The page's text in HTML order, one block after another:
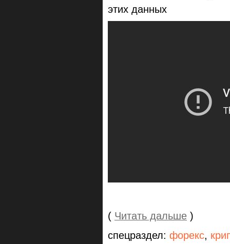
этих данных
( Читать дальше )
спецраздел: форекс,